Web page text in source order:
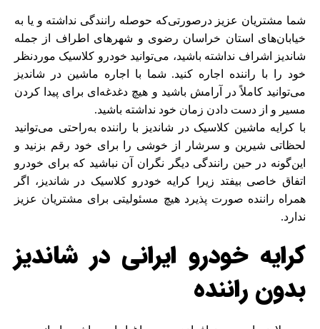
شما مشتریان عزیز درصورتی‌که حوصله رانندگی نداشته و یا به
خیابان‌های استان خراسان رضوی و شهرهای اطراف از جمله
شاندیز اشراف نداشته باشید، می‌توانید خودرو کلاسیک موردنظر
خود را با راننده اجاره کنید. شما با اجاره ماشین در شاندیز
می‌توانید کاملاً در آرامش باشید و هیچ دغدغه‌ای برای پیدا کردن
مسیر و از دست دادن زمان خود نداشته باشید.
با کرایه ماشین کلاسیک در شاندیز با راننده به‌راحتی می‌توانید
لحظاتی شیرین و سرشار از خوشی را برای خود رقم بزنید و
این‌گونه در حین رانندگی دیگر نگران آن نباشید که برای خودرو
اتفاق خاصی بیفتد زیرا کرایه خودرو کلاسیک در شاندیز، اگر
همراه راننده صورت پذیرد هیچ مسئولیتی برای مشتریان عزیز
ندارد.
کرایه خودرو ایرانی در شاندیز
بدون راننده